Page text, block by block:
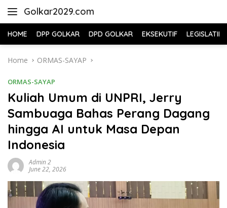
Golkar2029.com
HOME DPP GOLKAR DPD GOLKAR EKSEKUTIF LEGISLATIF
Home ORMAS-SAYAP
ORMAS-SAYAP
Kuliah Umum di UNPRI, Jerry
Sambuaga Bahas Perang Dagang
hingga AI untuk Masa Depan
Indonesia
Admin 2
June 22, 2026